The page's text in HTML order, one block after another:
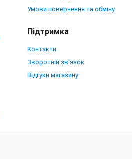
Умови повернення та обміну
Підтримка
Контакти
Зворотній зв'язок
Відгуки магазину